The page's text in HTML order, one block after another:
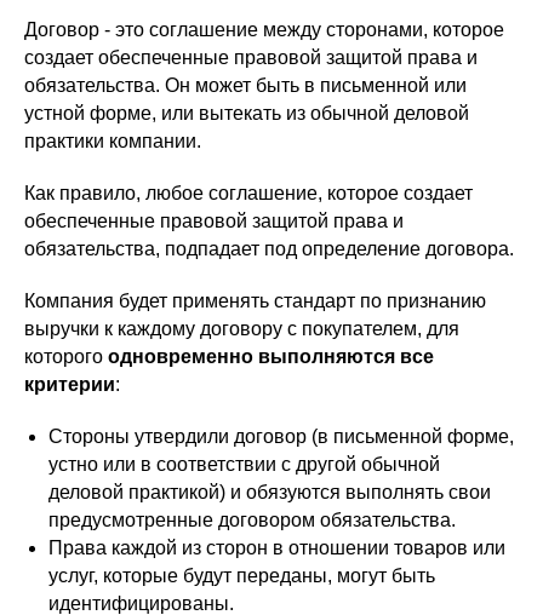
Договор - это соглашение между сторонами, которое
создает обеспеченные правовой защитой права и
обязательства. Он может быть в письменной или
устной форме, или вытекать из обычной деловой
практики компании.
Как правило, любое соглашение, которое создает
обеспеченные правовой защитой права и
обязательства, подпадает под определение договора.
Компания будет применять стандарт по признанию
выручки к каждому договору с покупателем, для
которого одновременно выполняются все
критерии:
Стороны утвердили договор (в письменной форме,
устно или в соответствии с другой обычной
деловой практикой) и обязуются выполнять свои
предусмотренные договором обязательства.
Права каждой из сторон в отношении товаров или
услуг, которые будут переданы, могут быть
идентифицированы.